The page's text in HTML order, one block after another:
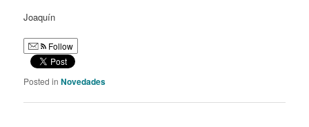
Joaquín
Follow
Posted in Novedades